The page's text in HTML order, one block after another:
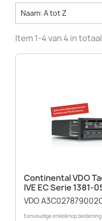
Naam: A tot Z
Item 1-4 van 4 in
Continental VDO
IVE EC Serie 1381-
VDO
Eenvoudige enkelknop bediening